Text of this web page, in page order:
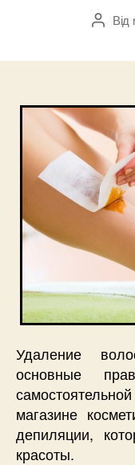
Автор
Від
Удаление
основные
магазине
депиляции,
красоты.